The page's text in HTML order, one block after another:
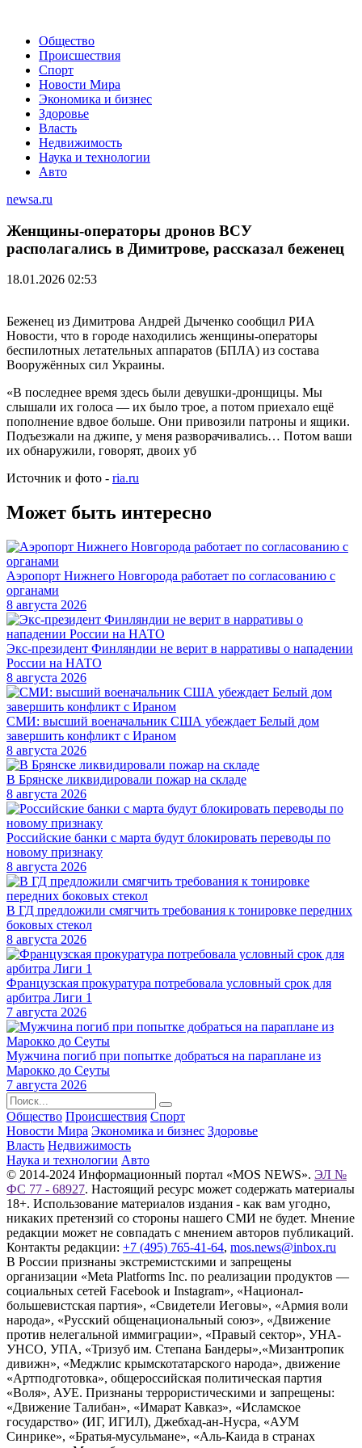
Общество
Происшествия
Спорт
Новости Мира
Экономика и бизнес
Здоровье
Власть
Недвижимость
Наука и технологии
Авто
newsa.ru
Женщины-операторы дронов ВСУ
располагались в Димитрове, рассказал беженец
18.01.2026 02:53
Беженец из Димитрова Андрей Дыченко сообщил РИА
Новости, что в городе находились женщины-операторы
беспилотных летательных аппаратов (БПЛА) из состава
Вооружённых сил Украины.
«В последнее время здесь были девушки-дронщицы. Мы
слышали их голоса — их было трое, а потом приехало ещё
пополнение вдвое больше. Они привозили патроны и ящики.
Подъезжали на джипе, у меня разворачивались… Потом ваши
их обнаружили, говорят, двоих уб
Источник и фото - ria.ru
Может быть интересно
Аэропорт Нижнего Новгорода работает по согласованию с
органами
8 августа 2026
Экс-президент Финляндии не верит в нарративы о нападении
России на НАТО
8 августа 2026
СМИ: высший военачальник США убеждает Белый дом
завершить конфликт с Ираном
8 августа 2026
В Брянске ликвидировали пожар на складе
8 августа 2026
Российские банки с марта будут блокировать переводы по
новому признаку
8 августа 2026
В ГД предложили смягчить требования к тонировке передних
боковых стекол
8 августа 2026
Французская прокуратура потребовала условный срок для
арбитра Лиги 1
7 августа 2026
Мужчина погиб при попытке добраться на параплане из
Марокко до Сеуты
7 августа 2026
Общество Происшествия Спорт
Новости Мира Экономика и бизнес Здоровье
Власть Недвижимость
Наука и технологии Авто
© 2014-2024 Информационный портал «MOS NEWS». ЭЛ №
ФС 77 - 68927. Настоящий ресурс может содержать материалы
18+. Использование материалов издания - как вам угодно,
никаких претензий со стороны нашего СМИ не будет. Мнение
редакции может не совпадать с мнением авторов публикаций.
Контакты редакции: +7 (495) 765-41-64, mos.news@inbox.ru
В России признаны экстремистскими и запрещены
организации «Meta Platforms Inc. по реализации продуктов —
социальных сетей Facebook и Instagram», «Национал-
большевистская партия», «Свидетели Иеговы», «Армия воли
народа», «Русский общенациональный союз», «Движение
против нелегальной иммиграции», «Правый сектор», УНА-
УНСО, УПА, «Тризуб им. Степана Бандеры»,«Мизантропик
дивижн», «Меджлис крымскотатарского народа», движение
«Артподготовка», общероссийская политическая партия
«Воля», АУЕ. Признаны террористическими и запрещены:
«Движение Талибан», «Имарат Кавказ», «Исламское
государство» (ИГ, ИГИЛ), Джебхад-ан-Нусра, «АУМ
Синрике», «Братья-мусульмане», «Аль-Каида в странах